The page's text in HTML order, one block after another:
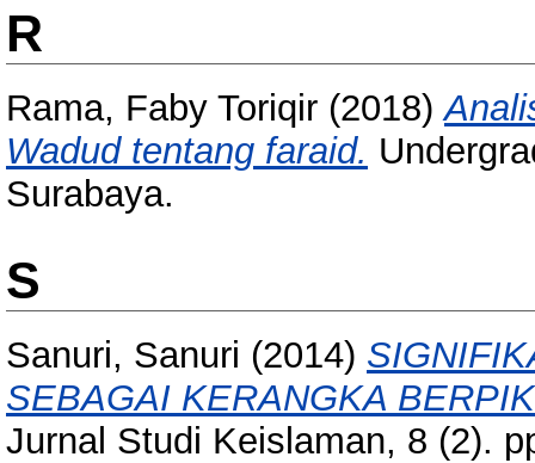
R
Rama, Faby Toriqir (2018)
Wadud tentang faraid.
Surabaya.
S
Sanuri, Sanuri (2014)
SEBAGAI KERANGKA
Jurnal Studi Keislaman, 8 (2).